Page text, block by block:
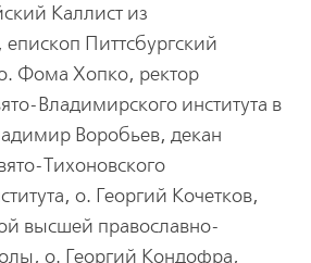
Каллист из
Питтсбургский
Хопко, ректор
Владимирского института в
Воробьев, декан
Тихоновского
о. Георгий Кочетков,
высшей православно-
о. Георгий Кондофра,